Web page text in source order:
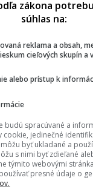
čítaš Startitup. V
si našiel v článku
folklór bez fejku
Marián
,ukrajinský kroj
zákona
súhlas na:
reklama a obsah,
cieľových skupín a
alebo prístup k
budú spracúvané a
cookie, jedinečné
byť ukladané a
s nimi byť zdieľané
týmito webovými
presné údaje o